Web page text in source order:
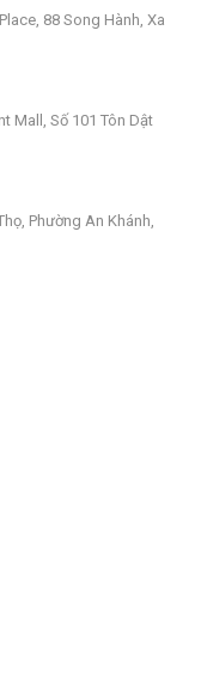
88 Song Hành, Xa
Mall, Số 101 Tôn Dật
Phường An Khánh,